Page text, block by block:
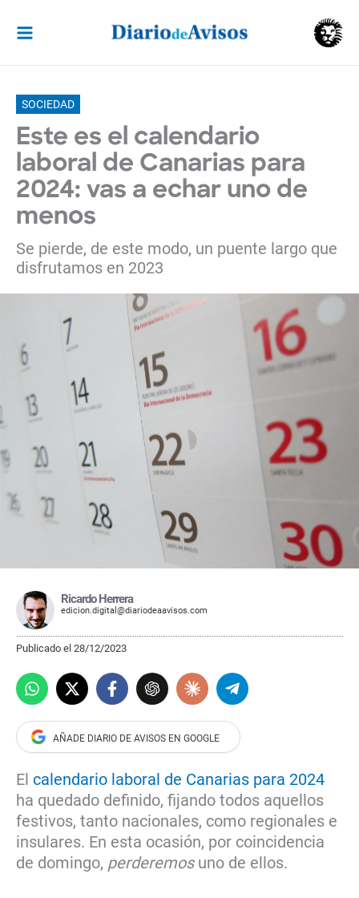
contenido
SOCIEDAD
Este es el calendario
laboral de Canarias para
2024: vas a echar uno de
menos
Se pierde, de este modo, un puente largo que
disfrutamos en 2023
Ricardo Herrera
edicion.digital@diariodeaavisos.com
Publicado el 28/12/2023
El calendario laboral de Canarias para 2024
ha quedado definido, fijando todos aquellos
festivos, tanto nacionales, como regionales e
insulares. En esta ocasión, por coincidencia
de domingo, perderemos uno de ellos.